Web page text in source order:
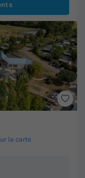
la carte